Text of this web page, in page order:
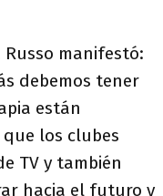
manifestó:
debemos tener
están
los clubes
TV y también
hacia el futuro y